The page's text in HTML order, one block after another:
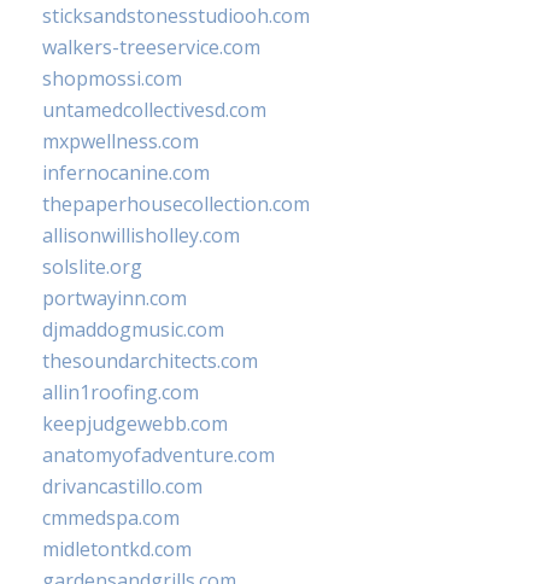
sticksandstonesstudiooh.com
walkers-treeservice.com
shopmossi.com
untamedcollectivesd.com
mxpwellness.com
infernocanine.com
thepaperhousecollection.com
allisonwillisholley.com
solslite.org
portwayinn.com
djmaddogmusic.com
thesoundarchitects.com
allin1roofing.com
keepjudgewebb.com
anatomyofadventure.com
drivancastillo.com
cmmedspa.com
midletontkd.com